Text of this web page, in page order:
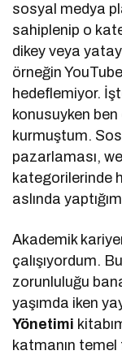
sosyal medya
sahiplenip o
dikey veya
örneğin
hedeflemiyor.
konusuyken
kurmuştum.
pazarlaması,
kategorilerinde
aslında
Akademik
çalışıyordum.
zorunluluğu
yaşımda iken
Yönetimi
katmanın